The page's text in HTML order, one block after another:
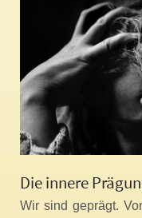
Die innere
Wir sind geprägt.